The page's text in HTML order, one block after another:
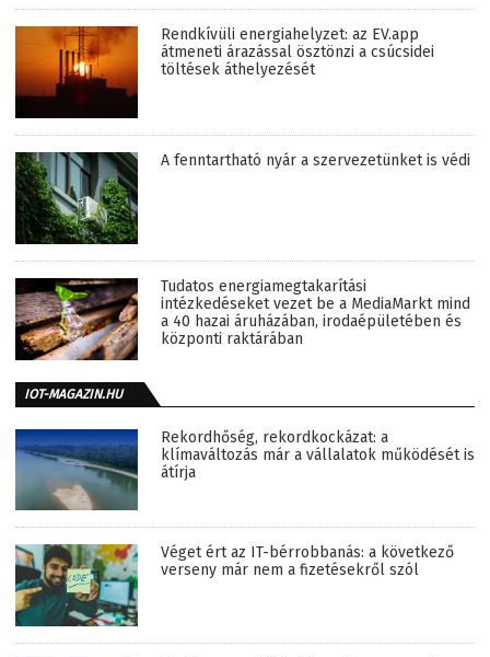
Rendkívüli energiahelyzet: az EV.app
átmeneti árazással ösztönzi a csúcsidei
töltések áthelyezését
A fenntartható nyár a szervezetünket is védi
Tudatos energiamegtakarítási
intézkedéseket vezet be a MediaMarkt mind
a 40 hazai áruházában, irodaépületében és
központi raktárában
IOT-MAGAZIN.HU
Rekordhőség, rekordkockázat: a
klímaváltozás már a vállalatok működését is
átírja
Véget ért az IT-bérrobbanás: a következő
verseny már nem a fizetésekről szól